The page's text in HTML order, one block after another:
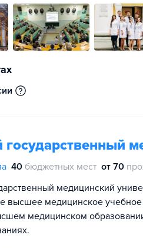
государственный
40 бюджетных мест от 70
медицинский
высшее медицинское
медицинском